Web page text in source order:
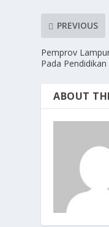
PREVIOUS
Pemprov
Pada
ABOUT